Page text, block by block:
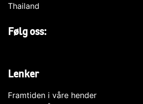
Thailand
Følg oss:
Lenker
Framtiden i våre hender